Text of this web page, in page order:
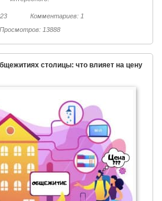
Комментариев: 1
Просмотров: 13888
столицы: что влияет на цену